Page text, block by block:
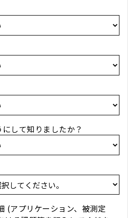
して知りましたか？
(アプリケーション、被測定